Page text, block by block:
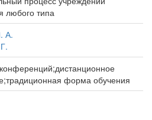
любого типа
А.
форма обучения